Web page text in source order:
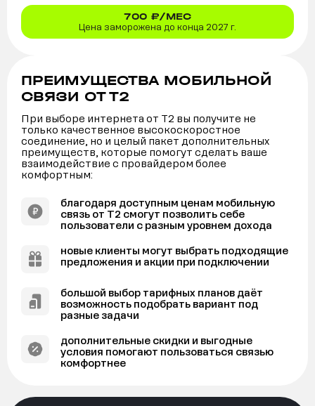
700 ₽/МЕС
Цена заморожена до конца 2027 г.
ПРЕИМУЩЕСТВА МОБИЛЬНОЙ
СВЯЗИ ОТ Т2
При выборе интернета от Т2 вы получите не
только качественное высокоскоростное
соединение, но и целый пакет дополнительных
преимуществ, которые помогут сделать ваше
взаимодействие с провайдером более
комфортным:
благодаря доступным ценам мобильную
связь от Т2 смогут позволить себе
пользователи с разным уровнем дохода
новые клиенты могут выбрать подходящие
предложения и акции при подключении
большой выбор тарифных планов даёт
возможность подобрать вариант под
разные задачи
дополнительные скидки и выгодные
условия помогают пользоваться связью
комфортнее